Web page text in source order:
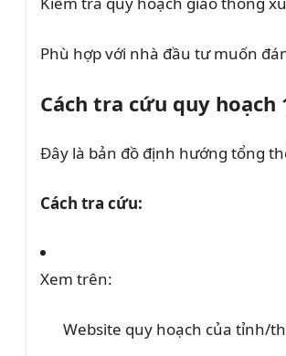
Phù hợp với nhà đầu tư muốn
Cách tra cứu quy hoạch
Đây là bản đồ định hướng tổng
Cách tra cứu:
Xem trên:
Website quy hoạch của tỉnh/